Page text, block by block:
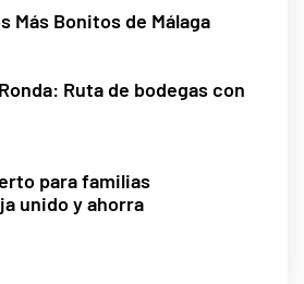
Más Bonitos de Málaga
Ruta de bodegas con
para familias
unido y ahorra